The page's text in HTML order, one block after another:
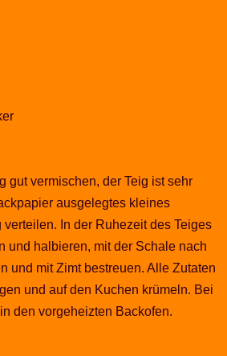
gut vermischen, der Teig ist sehr
ausgelegtes kleines
In der Ruhezeit des Teiges
und halbieren, mit der Schale nach
und mit Zimt bestreuen. Alle Zutaten
und auf den Kuchen krümeln. Bei
den vorgeheizten Backofen.